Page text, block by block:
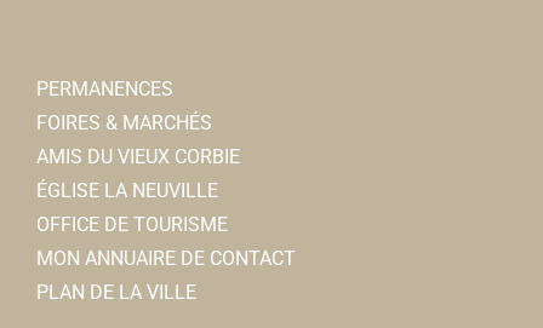
PERMANENCES
FOIRES & MARCHÉS
AMIS DU VIEUX CORBIE
ÉGLISE LA NEUVILLE
OFFICE DE TOURISME
MON ANNUAIRE DE CONTACT
PLAN DE LA VILLE